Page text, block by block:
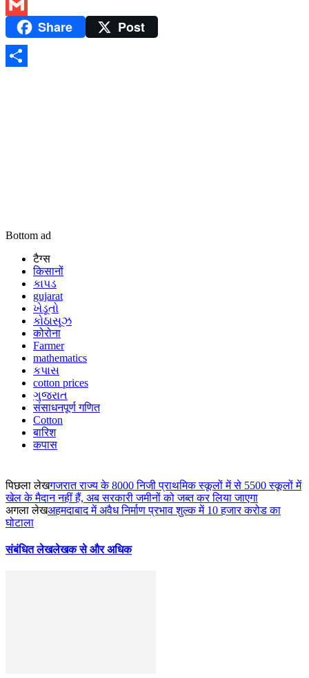
Twitter
Gmail Share Post
Bottom ad
टैग्स
किसानों
કાપડ
gujarat
ખેડૂતો
કોઠાસૂઝ
कोरोना
Farmer
mathematics
કપાસ
cotton prices
ગુજરાત
संसाधनपूर्ण गणित
Cotton
बारिश
कपास
पिछला लेखगजरात राज्य के 8000 निजी प्राथमिक स्कूलों में से 5500 स्कूलों में
खेल के मैदान नहीं हैं, अब सरकारी जमीनों को जब्त कर लिया जाएगा
अगला लेखअहमदाबाद में अवैध निर्माण प्रभाव शुल्क में 10 हजार करोड का
घोटाला
संबंधित लेखलेखक से और अधिक